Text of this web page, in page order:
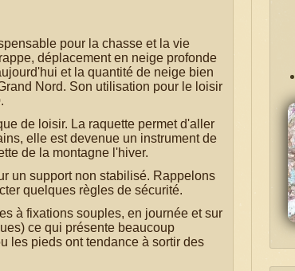
pour la chasse et la vie
déplacement en neige profonde
et la quantité de neige bien
Nord. Son utilisation pour le loisir
de loisir. La raquette permet d'aller
elle est devenue un instrument de
de la montagne l'hiver.
un support non stabilisé. Rappelons
quelques règles de sécurité.
à fixations souples, en journée et sur
ce qui présente beaucoup
les pieds ont tendance à sortir des